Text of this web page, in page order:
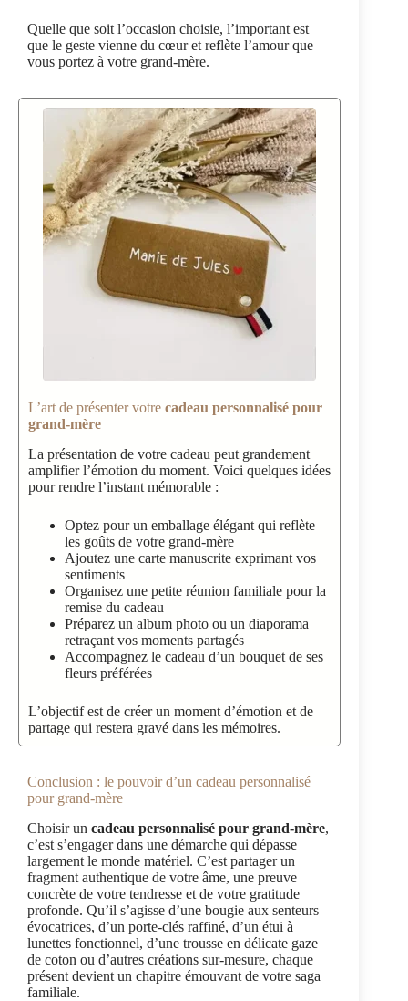
Quelle que soit l’occasion choisie, l’important est
que le geste vienne du cœur et reflète l’amour que
vous portez à votre grand-mère.
L’art de présenter votre cadeau personnalisé pour
grand-mère
La présentation de votre cadeau peut grandement
amplifier l’émotion du moment. Voici quelques idées
pour rendre l’instant mémorable :
Optez pour un emballage élégant qui reflète
les goûts de votre grand-mère
Ajoutez une carte manuscrite exprimant vos
sentiments
Organisez une petite réunion familiale pour la
remise du cadeau
Préparez un album photo ou un diaporama
retraçant vos moments partagés
Accompagnez le cadeau d’un bouquet de ses
fleurs préférées
L’objectif est de créer un moment d’émotion et de
partage qui restera gravé dans les mémoires.
Conclusion : le pouvoir d’un cadeau personnalisé
pour grand-mère
Choisir un cadeau personnalisé pour grand-mère,
c’est s’engager dans une démarche qui dépasse
largement le monde matériel. C’est partager un
fragment authentique de votre âme, une preuve
concrète de votre tendresse et de votre gratitude
profonde. Qu’il s’agisse d’une bougie aux senteurs
évocatrices, d’un porte-clés raffiné, d’un étui à
lunettes fonctionnel, d’une trousse en délicate gaze
de coton ou d’autres créations sur-mesure, chaque
présent devient un chapitre émouvant de votre saga
familiale.